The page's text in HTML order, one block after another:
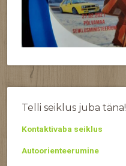
Telli seiklus juba täna!
Kontaktivaba seiklus
Autoorienteerumine